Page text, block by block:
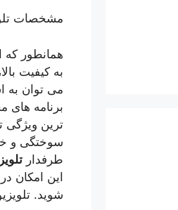
مشخصات
همانطور
به کیفیت
می‌ توان به
ترین ویژگی
سوختگی و
طرفدار
این امکان
شوید.